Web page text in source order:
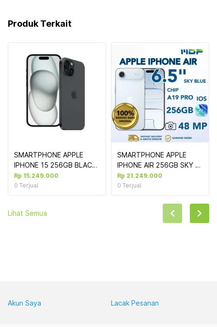
Produk Terkait
SMARTPHONE APPLE
IPHONE 15 256GB BLACK
(MTP63PA/A)
Rp 15.249.000
0 Terjual
SMARTPHONE APPLE
IPHONE AIR 256GB SKY
BLUE #MG2P4PA/A
Rp 21.249.000
0 Terjual
Lihat Semua
Akun Saya Lacak Pesanan